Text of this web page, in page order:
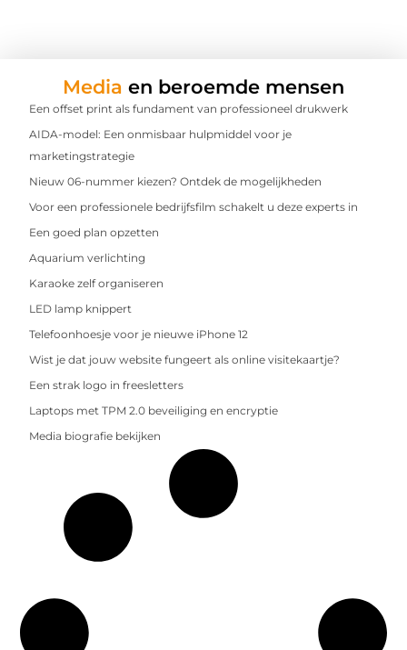
Media en beroemde mensen
Een offset print als fundament van professioneel drukwerk
AIDA-model: Een onmisbaar hulpmiddel voor je
marketingstrategie
Nieuw 06-nummer kiezen? Ontdek de mogelijkheden
Voor een professionele bedrijfsfilm schakelt u deze experts in
Een goed plan opzetten
Aquarium verlichting
Karaoke zelf organiseren
LED lamp knippert
Telefoonhoesje voor je nieuwe iPhone 12
Wist je dat jouw website fungeert als online visitekaartje?
Een strak logo in freesletters
Laptops met TPM 2.0 beveiliging en encryptie
Media biografie bekijken